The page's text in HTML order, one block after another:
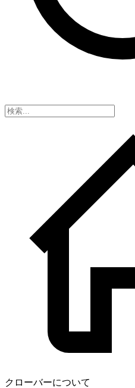
クローバーについて